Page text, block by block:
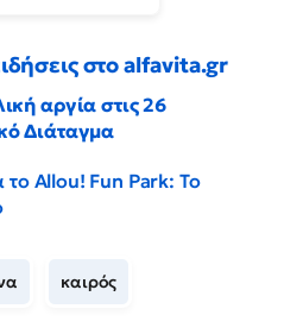
στο alfavita.gr
αργία στις 26
Διάταγμα
το Allou! Fun Park: Το
καιρός